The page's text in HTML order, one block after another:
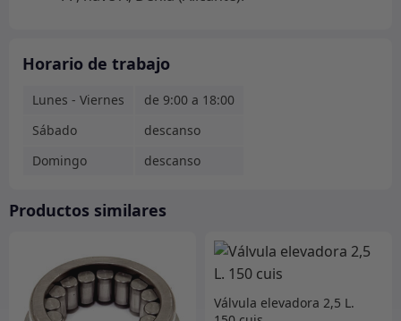
Horario de trabajo
Lunes - Viernes
de 9:00 a 18:00
Sábado
descanso
Domingo
descanso
Productos similares
Válvula elevadora 2,5 L.